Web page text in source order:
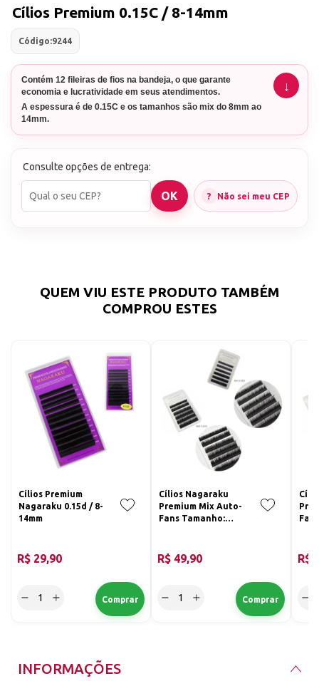
Cílios Premium 0.15C / 8-14mm
Código:9244
Contém 12 fileiras de fios na bandeja, o que garante
economia e lucratividade em seus atendimentos.
A espessura é de 0.15C e os tamanhos são mix do 8mm ao
14mm.
Consulte opções de entrega:
Não sei meu CEP
QUEM VIU ESTE PRODUTO TAMBÉM
COMPROU ESTES
Cílios Premium
Nagaraku 0.15d / 8-
14mm
R$ 29,90
Cílios Nagaraku
Premium Mix Auto-
Fans Tamanho:
R$ 49,90 R$
INFORMAÇÕES